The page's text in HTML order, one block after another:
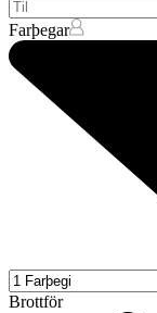
Farþegar
Brottför